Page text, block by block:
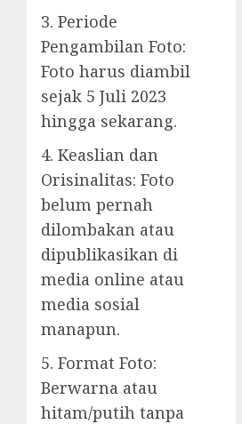
3. Periode
Pengambilan Foto:
Foto harus diambil
sejak 5 Juli 2023
hingga sekarang.
4. Keaslian dan
Orisinalitas: Foto
belum pernah
dilombakan atau
dipublikasikan di
media online atau
media sosial
manapun.
5. Format Foto:
Berwarna atau
hitam/putih tanpa